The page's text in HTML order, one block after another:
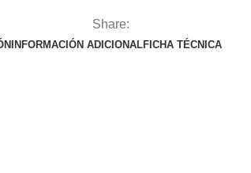
Share:
INFORMACIÓN ADICIONALFICHA TÉCNICA